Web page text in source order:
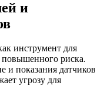
и
инструмент для
повышенного риска.
и показания датчиков
угрозу для